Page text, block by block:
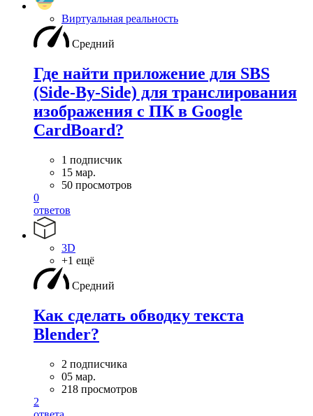
Виртуальная реальность
Средний
Где найти приложение для SBS
(Side-By-Side) для транслирования
изображения с ПК в Google
CardBoard?
1 подписчик
15 мар.
50 просмотров
0
ответов
3D
+1 ещё
Средний
Как сделать обводку текста
Blender?
2 подписчика
05 мар.
218 просмотров
2